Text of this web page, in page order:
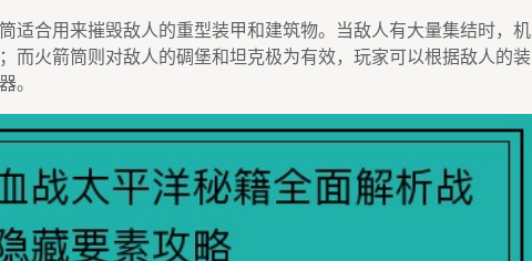
适合用来摧毁敌人的重型装甲和建筑物。当敌人有大量集结时，机
而火箭筒则对敌人的碉堡和坦克极为有效，玩家可以根据敌人的装
。